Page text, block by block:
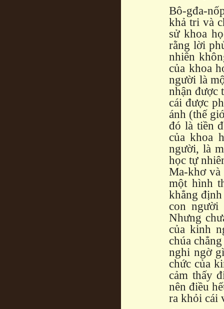
Bô-gđa-
khả tri và
sử khoa
rằng lời
nhiên
của khoa
người là
nhận được
cái được
ánh (thế
đó là tiền
của khoa
người, là
học tự
Ma-khơ và
một hình
khẳng
con
Nhưng
của kinh
chúa
nghi ngờ
chức của
cảm thấy
nên điều
ra khỏi cái